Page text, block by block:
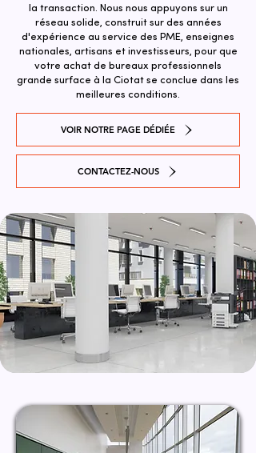
la transaction. ​Nous nous appuyons sur un
réseau solide, construit sur des années
d'expérience au service des PME, enseignes
nationales, artisans et investisseurs, pour que
votre achat de bureaux professionnels
grande surface à la Ciotat se conclue dans les
meilleures conditions.
VOIR NOTRE PAGE DÉDIÉE
CONTACTEZ-NOUS